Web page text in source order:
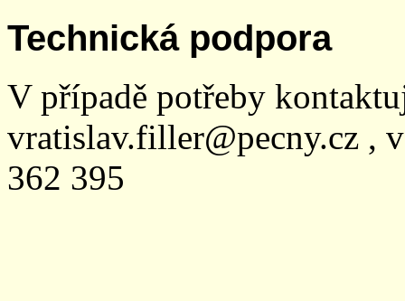
Technická podpora
V případě potřeby
vratislav.filler@pecny.cz ,
362 395